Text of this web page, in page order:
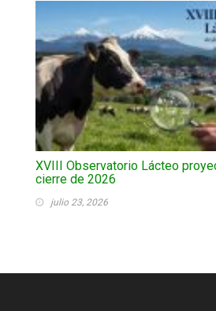
XVIII Observatorio Lácteo
cierre de 2026
julio 23, 2026